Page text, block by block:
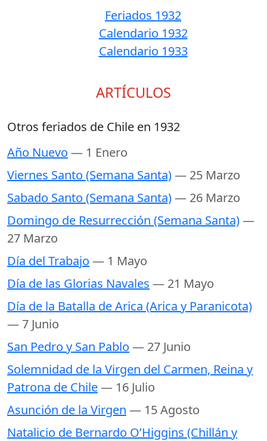
Feriados 1932
Calendario 1932
Calendario 1933
ARTÍCULOS
Otros feriados de Chile en 1932
Año Nuevo — 1 Enero
Viernes Santo (Semana Santa)— 25 Marzo
Sabado Santo (Semana Santa)— 26 Marzo
Domingo de Resurrección (Semana Santa)—
27 Marzo
Día del Trabajo — 1 Mayo
Día de las Glorias Navales — 21 Mayo
Día de la Batalla de Arica (Arica y Paranicota)
— 7 Junio
San Pedro y San Pablo — 27 Junio
Solemnidad de la Virgen del Carmen, Reina y
Patrona de Chile— 16 Julio
Asunción de la Virgen — 15 Agosto
Natalicio de Bernardo O’Higgins (Chillán y